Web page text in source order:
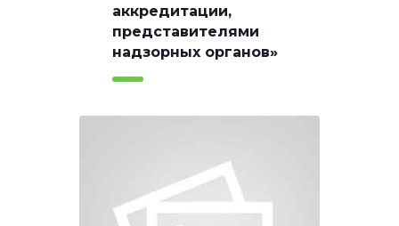
аккредитации,
представителями
надзорных органов»